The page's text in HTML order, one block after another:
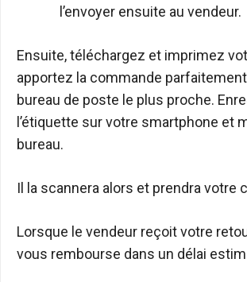
l’envoyer ensuite au vendeur.
Ensuite, téléchargez et imprimez
apportez la commande
bureau de poste le plus proche.
l’étiquette sur votre smartphone et
bureau.
Il la scannera alors et prendra votre
Lorsque le vendeur reçoit votre
vous rembourse dans un délai